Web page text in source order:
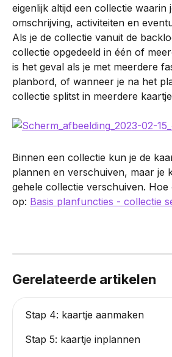
eigenlijk altijd een collectie waarin
omschrijving, activiteiten en
Als je de collectie vanuit de
collectie opgedeeld in één of
is het geval als je met meerdere
planbord, of wanneer je na het
collectie splitst in meerdere
Binnen een collectie kun je de
plannen en verschuiven, maar je
gehele collectie verschuiven. Hoe
op: Basis planfuncties - collectie
Gerelateerde artikelen
Stap 4: kaartje aanmaken
Stap 5: kaartje inplannen